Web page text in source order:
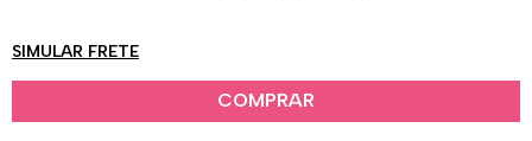
SIMULAR FRETE